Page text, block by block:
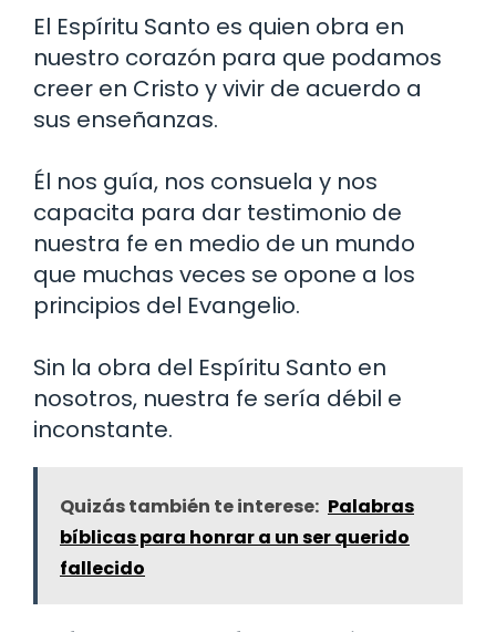
El Espíritu Santo es quien obra en
nuestro corazón para que podamos
creer en Cristo y vivir de acuerdo a
sus enseñanzas.
Él nos guía, nos consuela y nos
capacita para dar testimonio de
nuestra fe en medio de un mundo
que muchas veces se opone a los
principios del Evangelio.
Sin la obra del Espíritu Santo en
nosotros, nuestra fe sería débil e
inconstante.
Quizás también te interese: Palabras
bíblicas para honrar a un ser querido
fallecido